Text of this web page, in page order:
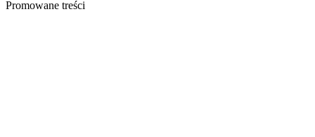
Promowane treści